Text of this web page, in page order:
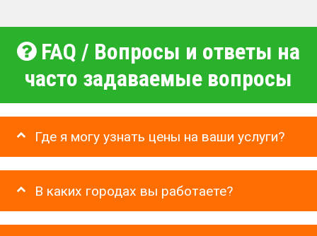
FAQ / Вопросы и ответы на
часто задаваемые вопросы
Где я могу узнать цены на ваши услуги?
В каких городах вы работаете?